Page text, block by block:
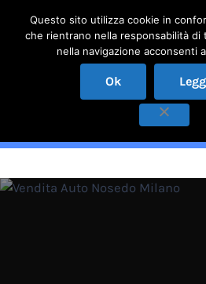
COMPRO AUTO USATE
✅ qualità ed esperienza al vostro
Menu
Vendita Auto
Milano
Questo sito utilizza cookie in
che rientrano nella responsabilità di
nella navigazione acconsenti
Ok